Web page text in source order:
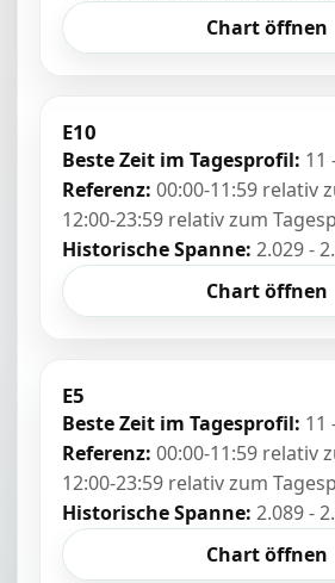
Chart öffnen
E10
Beste Zeit im Tagesprofil: 11
Referenz: 00:00-11:59 relativ
12:00-23:59 relativ zum
Historische Spanne: 2.029 -
Chart öffnen
E5
Beste Zeit im Tagesprofil: 11
Referenz: 00:00-11:59 relativ
12:00-23:59 relativ zum
Historische Spanne: 2.089 -
Chart öffnen